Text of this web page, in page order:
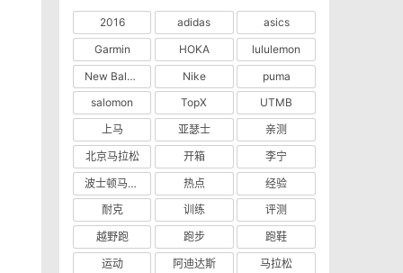
2016 adidas
asics
Garmin
HOKA
lululemon
New Balance
Nike
puma
salomon
TopX
UTMB
上马
亚瑟士
亲测
北京马拉松
开箱
李宁
波士顿马拉松
热点
经验
耐克
训练
评测
越野跑
跑步
跑鞋
运动
阿迪达斯 马拉松